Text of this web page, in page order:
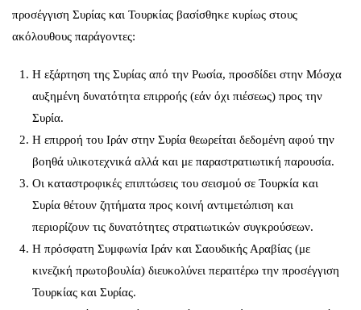
προσέγγιση Συρίας και Τουρκίας βασίσθηκε κυρίως στους
ακόλουθους παράγοντες:
Η εξάρτηση της Συρίας από την Ρωσία, προσδίδει στην Μόσχα
αυξημένη δυνατότητα επιρροής (εάν όχι πιέσεως) προς την
Συρία.
Η επιρροή του Ιράν στην Συρία θεωρείται δεδομένη αφού την
βοηθά υλικοτεχνικά αλλά και με παραστρατιωτική παρουσία.
Οι καταστροφικές επιπτώσεις του σεισμού σε Τουρκία και
Συρία θέτουν ζητήματα προς κοινή αντιμετώπιση και
περιορίζουν τις δυνατότητες στρατιωτικών συγκρούσεων.
Η πρόσφατη Συμφωνία Ιράν και Σαουδικής Αραβίας (με
κινεζική πρωτοβουλία) διευκολύνει περαιτέρω την προσέγγιση
Τουρκίας και Συρίας.